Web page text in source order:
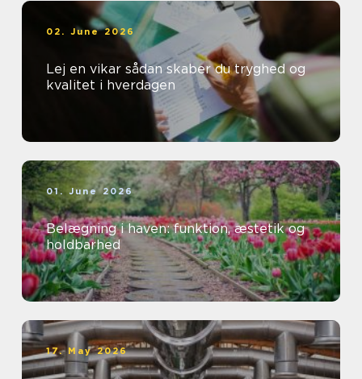
02. June 2026
Lej en vikar sådan skaber du tryghed og
kvalitet i hverdagen
01. June 2026
Belægning i haven: funktion, æstetik og
holdbarhed
17. May 2026